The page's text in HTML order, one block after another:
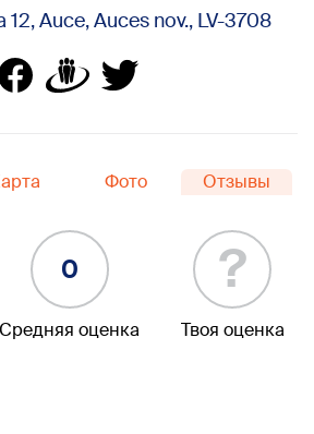
12, Auce, Auces nov., LV-3708
Фото Отзывы
0
Средняя оценка
?
Твоя оценка